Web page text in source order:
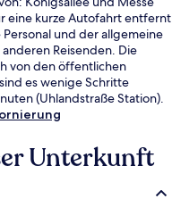
eine kurze Autofahrt entfernt
und der allgemeine
Reisenden. Die
von den öffentlichen
es wenige Schritte
(Uhlandstraße Station).
Unterkunft